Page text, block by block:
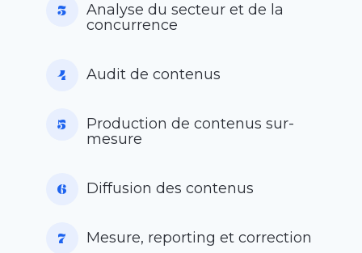
Analyse du secteur et de la
concurrence
Audit de contenus
Production de contenus sur-
mesure
Diffusion des contenus
Mesure, reporting et correction